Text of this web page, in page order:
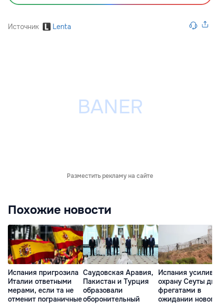
Источник Lenta
Разместить рекламу на сайте
Похожие новости
Испания пригрозила
Италии ответными
мерами, если та не
отменит пограничные
Саудовская Аравия,
Пакистан и Турция
образовали
оборонительный
Испания
охрану Сеуты
фрегатами в
ожидании нового